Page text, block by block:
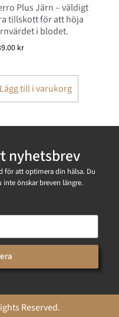
Plus Järn – väldigt
tillskott för att höja
i blodet.
kr
Lägg till i varukorg
nyhetsbrev
för att optimera din hälsa. Du
önskar breven längre.
Reserved.